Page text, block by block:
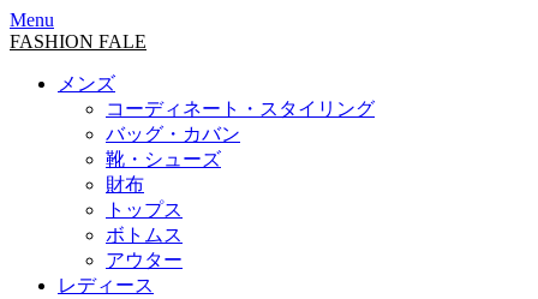
Menu
FASHION FALE
メンズ
コーディネート・スタイリング
バッグ・カバン
靴・シューズ
財布
トップス
ボトムス
アウター
レディース